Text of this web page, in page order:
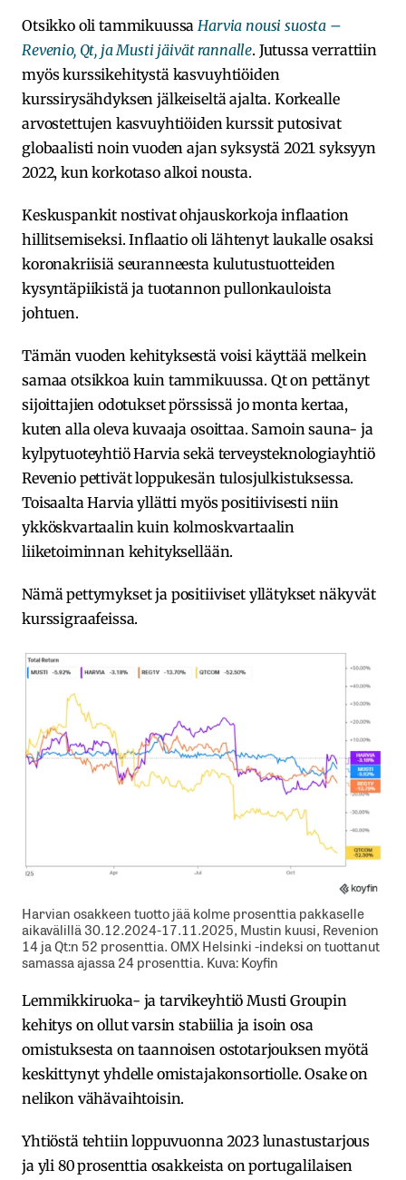
Otsikko oli tammikuussa Harvia nousi suosta –
Revenio, Qt, ja Musti jäivät rannalle. Jutussa verrattiin
myös kurssikehitystä kasvuyhtiöiden
kurssirysähdyksen jälkeiseltä ajalta. Korkealle
arvostettujen kasvuyhtiöiden kurssit putosivat
globaalisti noin vuoden ajan syksystä 2021 syksyyn
2022, kun korkotaso alkoi nousta.
Keskuspankit nostivat ohjauskorkoja inflaation
hillitsemiseksi. Inflaatio oli lähtenyt laukalle osaksi
koronakriisiä seuranneesta kulutustuotteiden
kysyntäpiikistä ja tuotannon pullonkauloista
johtuen.
Tämän vuoden kehityksestä voisi käyttää melkein
samaa otsikkoa kuin tammikuussa. Qt on pettänyt
sijoittajien odotukset pörssissä jo monta kertaa,
kuten alla oleva kuvaaja osoittaa. Samoin sauna- ja
kylpytuoteyhtiö Harvia sekä terveysteknologiayhtiö
Revenio pettivät loppukesän tulosjulkistuksessa.
Toisaalta Harvia yllätti myös positiivisesti niin
ykköskvartaalin kuin kolmoskvartaalin
liiketoiminnan kehityksellään.
Nämä pettymykset ja positiiviset yllätykset näkyvät
kurssigraafeissa.
Harvian osakkeen tuotto jää kolme prosenttia pakkaselle
aikavälillä 30.12.2024-17.11.2025, Mustin kuusi, Revenion
14 ja Qt:n 52 prosenttia. OMX Helsinki -indeksi on tuottanut
samassa ajassa 24 prosenttia. Kuva: Koyfin
Lemmikkiruoka- ja tarvikeyhtiö Musti Groupin
kehitys on ollut varsin stabiilia ja isoin osa
omistuksesta on taannoisen ostotarjouksen myötä
keskittynyt yhdelle omistajakonsortiolle. Osake on
nelikon vähävaihtoisin.
Yhtiöstä tehtiin loppuvuonna 2023 lunastustarjous
ja yli 80 prosenttia osakkeista on portugalilaisen